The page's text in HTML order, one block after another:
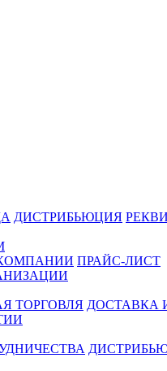
ДИСТРИБЬЮЦИЯ
ПРАЙС-ЛИСТ
ТОРГОВЛЯ ДОСТАВКА